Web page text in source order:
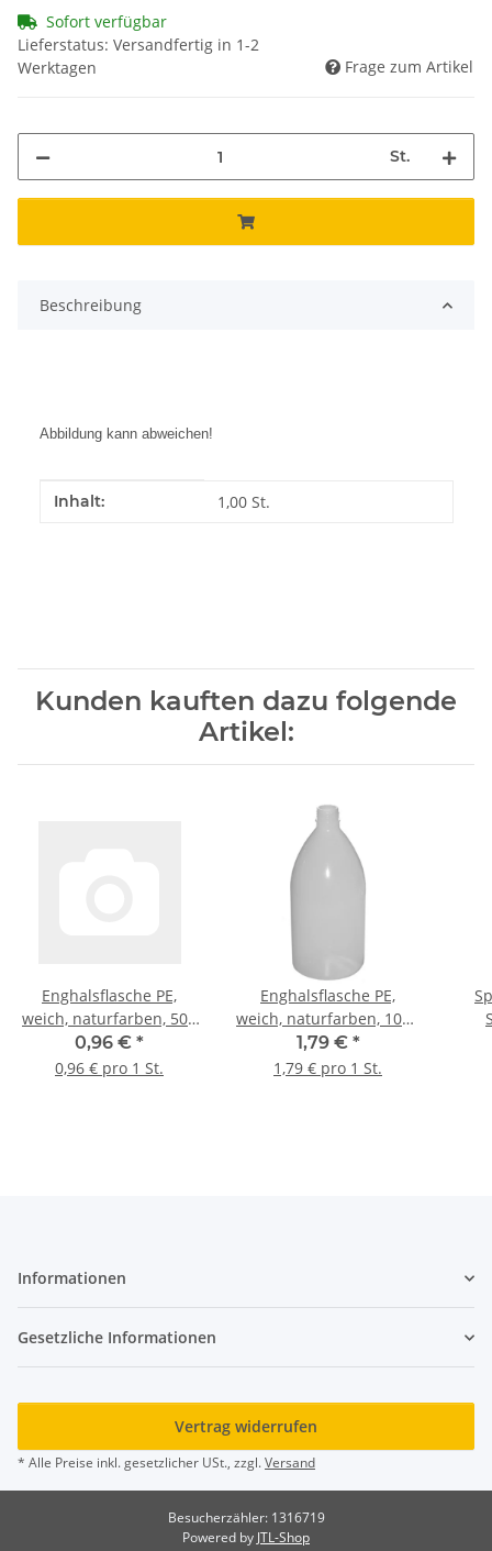
Sofort verfügbar
Lieferstatus: Versandfertig in 1-2
Werktagen
Frage zum Artikel
St.
Beschreibung
Abbildung kann abweichen!
Produkteigenschaft
Wert
Inhalt: 1,00 St.
Kunden kauften dazu folgende
Artikel:
Enghalsflasche PE,
weich, naturfarben, 500
ml, GL 25
0,96 € *
0,96 € pro 1 St.
Enghalsflasche PE,
weich, naturfarben, 1000
ml, GL 28
1,79 € *
1,79 € pro 1 St.
Informationen
Gesetzliche Informationen
Vertrag widerrufen
* Alle Preise inkl. gesetzlicher USt., zzgl.Versand
Besucherzähler: 1316719
Powered by JTL-Shop